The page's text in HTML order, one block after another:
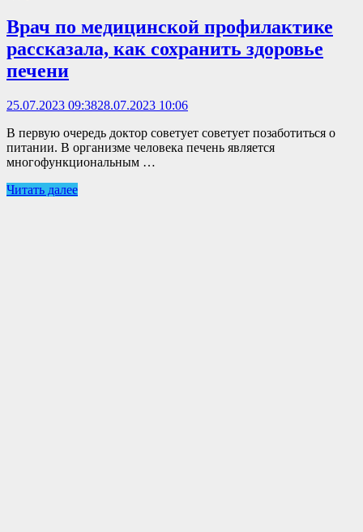
Врач по медицинской профилактике
рассказала, как сохранить здоровье
печени
25.07.2023 09:3828.07.2023 10:06
В первую очередь доктор советует советует позаботиться о
питании. В организме человека печень является
многофункциональным …
Читать далее